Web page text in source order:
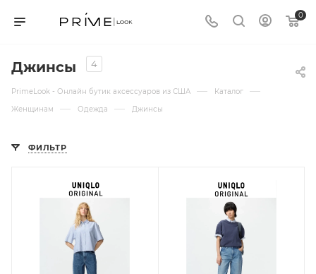
0
Джинсы 4
PrimeLook - Онлайн бутик аксессуаров из США — Каталог —
Женщинам — Одежда — Джинсы
ФИЛЬТР